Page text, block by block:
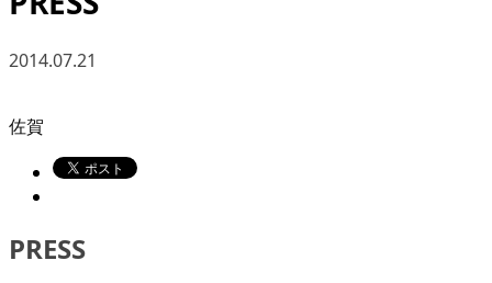
2014.07.21
佐賀
PRESS